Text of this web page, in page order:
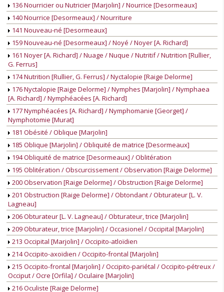
136 Nourricier ou Nutricier [Marjolin] / Nourrice [Desormeaux]
140 Nourrice [Desormeaux] / Nourriture
141 Nouveau-né [Desormeaux]
159 Nouveau-né [Desormeaux] / Noyé / Noyer [A. Richard]
161 Noyer [A. Richard] / Nuage / Nuque / Nutritif / Nutrition [Rullier,
G. Ferrus]
174 Nutrition [Rullier, G. Ferrus] / Nyctalopie [Raige Delorme]
176 Nyctalopie [Raige Delorme] / Nymphes [Marjolin] / Nymphaea
[A. Richard] / Nymphéacées [A. Richard]
177 Nymphéacées [A. Richard] / Nymphomanie [Georget] /
Nymphotomie [Murat]
181 Obésité / Oblique [Marjolin]
185 Oblique [Marjolin] / Obliquité de matrice [Desormeaux]
194 Obliquité de matrice [Desormeaux] / Oblitération
195 Oblitération / Obscurcissement / Observation [Raige Delorme]
200 Observation [Raige Delorme] / Obstruction [Raige Delorme]
201 Obstruction [Raige Delorme] / Obtondant / Obturateur [L. V.
Lagneau]
206 Obturateur [L. V. Lagneau] / Obturateur, trice [Marjolin]
209 Obturateur, trice [Marjolin] / Occasionel / Occipital [Marjolin]
213 Occipital [Marjolin] / Occipito-atloïdien
214 Occipito-axoïdien / Occipito-frontal [Marjolin]
215 Occipito-frontal [Marjolin] / Occipito-pariétal / Occipito-pétreux /
Occiput / Ocre [Orfila] / Oculaire [Marjolin]
216 Oculiste [Raige Delorme]